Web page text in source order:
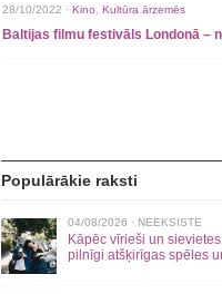
28/10/2022 · Kino Kultūra ārzemēs
Baltijas filmu festivāls Londonā –
Populārākie raksti
04/08/2026 · NEEKSISTE
Kāpēc vīrieši un
pilnīgi atšķirīgas spēles